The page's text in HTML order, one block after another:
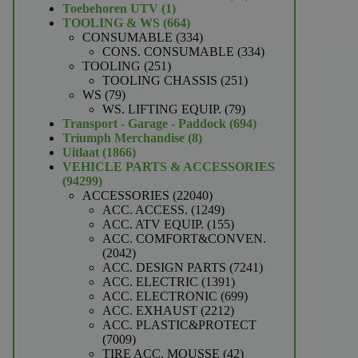
Toebehoren UTV 11
product
TOOLING & WS 664664
producten
CONSUMABLE 334334
producten
CONS. CONSUMABLE 334334
TOOLING 251251
producten
TOOLING CHASSIS 251251
WS 7979
producten
WS. LIFTING EQUIP. 7979
producten
Transport - Garage - Paddock 694694
Triumph Merchandise 88
Uitlaat 18661866
producten
VEHICLE PARTS & ACCESSORIES
9429994299
producten
ACCESSORIES 2204022040
producten
ACC. ACCESS. 12491249
producten
ACC. ATV EQUIP. 155155
producten
ACC. COMFORT&CONVEN.
20422042
producten
ACC. DESIGN PARTS 72417241
ACC. ELECTRIC 13911391
producten
ACC. ELECTRONIC 699699
ACC. EXHAUST 22122212
producten
ACC. PLASTIC&PROTECT
70097009
producten
TIRE ACC. MOUSSE 4242